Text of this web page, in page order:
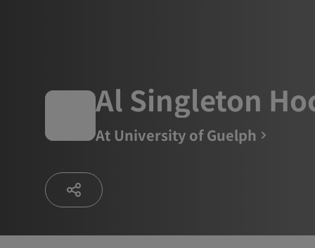
Al Singleton
At University of Guelph